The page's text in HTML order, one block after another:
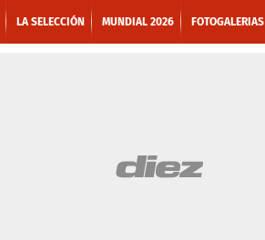
LA SELECCIÓN MUNDIAL 2026 FOTOGALERIAS